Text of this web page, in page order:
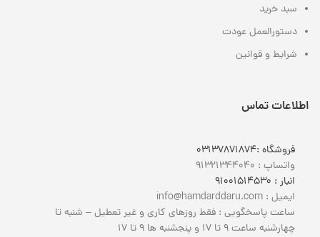
سبد خرید
دستورالعمل عودت
شرایط و قوانین
اطلاعات تماس
فروشگاه :03137871874
واتساپ : 0 9132134404
انبار : 0 9100151453
ایمیل : info@hamdarddaru.com
ساعت پاسخگویی : فقط روزهای کاری و غیر تعطیل – شنبه تا
چهارشنبه ساعت 9 تا 17 و پنجشنبه ها 9 تا 17